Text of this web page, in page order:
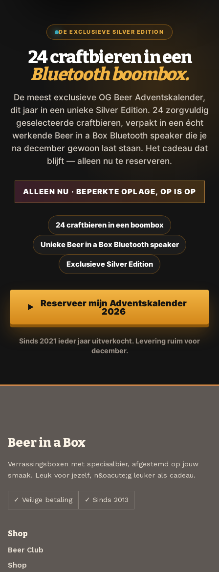
DE EXCLUSIEVE SILVER EDITION
24 craftbieren in een
Bluetooth boombox.
De meest exclusieve OG Beer Adventskalender,
dit jaar in een unieke Silver Edition. 24 zorgvuldig
geselecteerde craftbieren, verpakt in een écht
werkende Beer in a Box Bluetooth speaker die je
na december gewoon laat staan. Het cadeau dat
blijft — alleen nu te reserveren.
ALLEEN NU · BEPERKTE OPLAGE, OP IS OP
24 craftbieren in een boombox
Unieke Beer in a Box Bluetooth speaker
Exclusieve Silver Edition
Reserveer mijn Adventskalender
2026
Sinds 2021 ieder jaar uitverkocht. Levering ruim voor
december.
Beer in a Box
Verrassingsboxen met speciaalbier, afgestemd op jouw
smaak. Leuk voor jezelf, n&oacute;g leuker als cadeau.
✓ Veilige betaling ✓ Sinds 2013
Shop
Beer Club
Shop